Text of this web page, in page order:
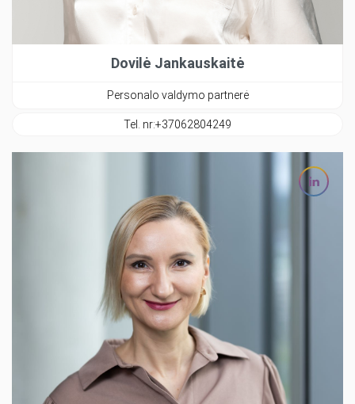
Dovilė Jankauskaitė
Personalo valdymo partnerė
Tel. nr:+37062804249